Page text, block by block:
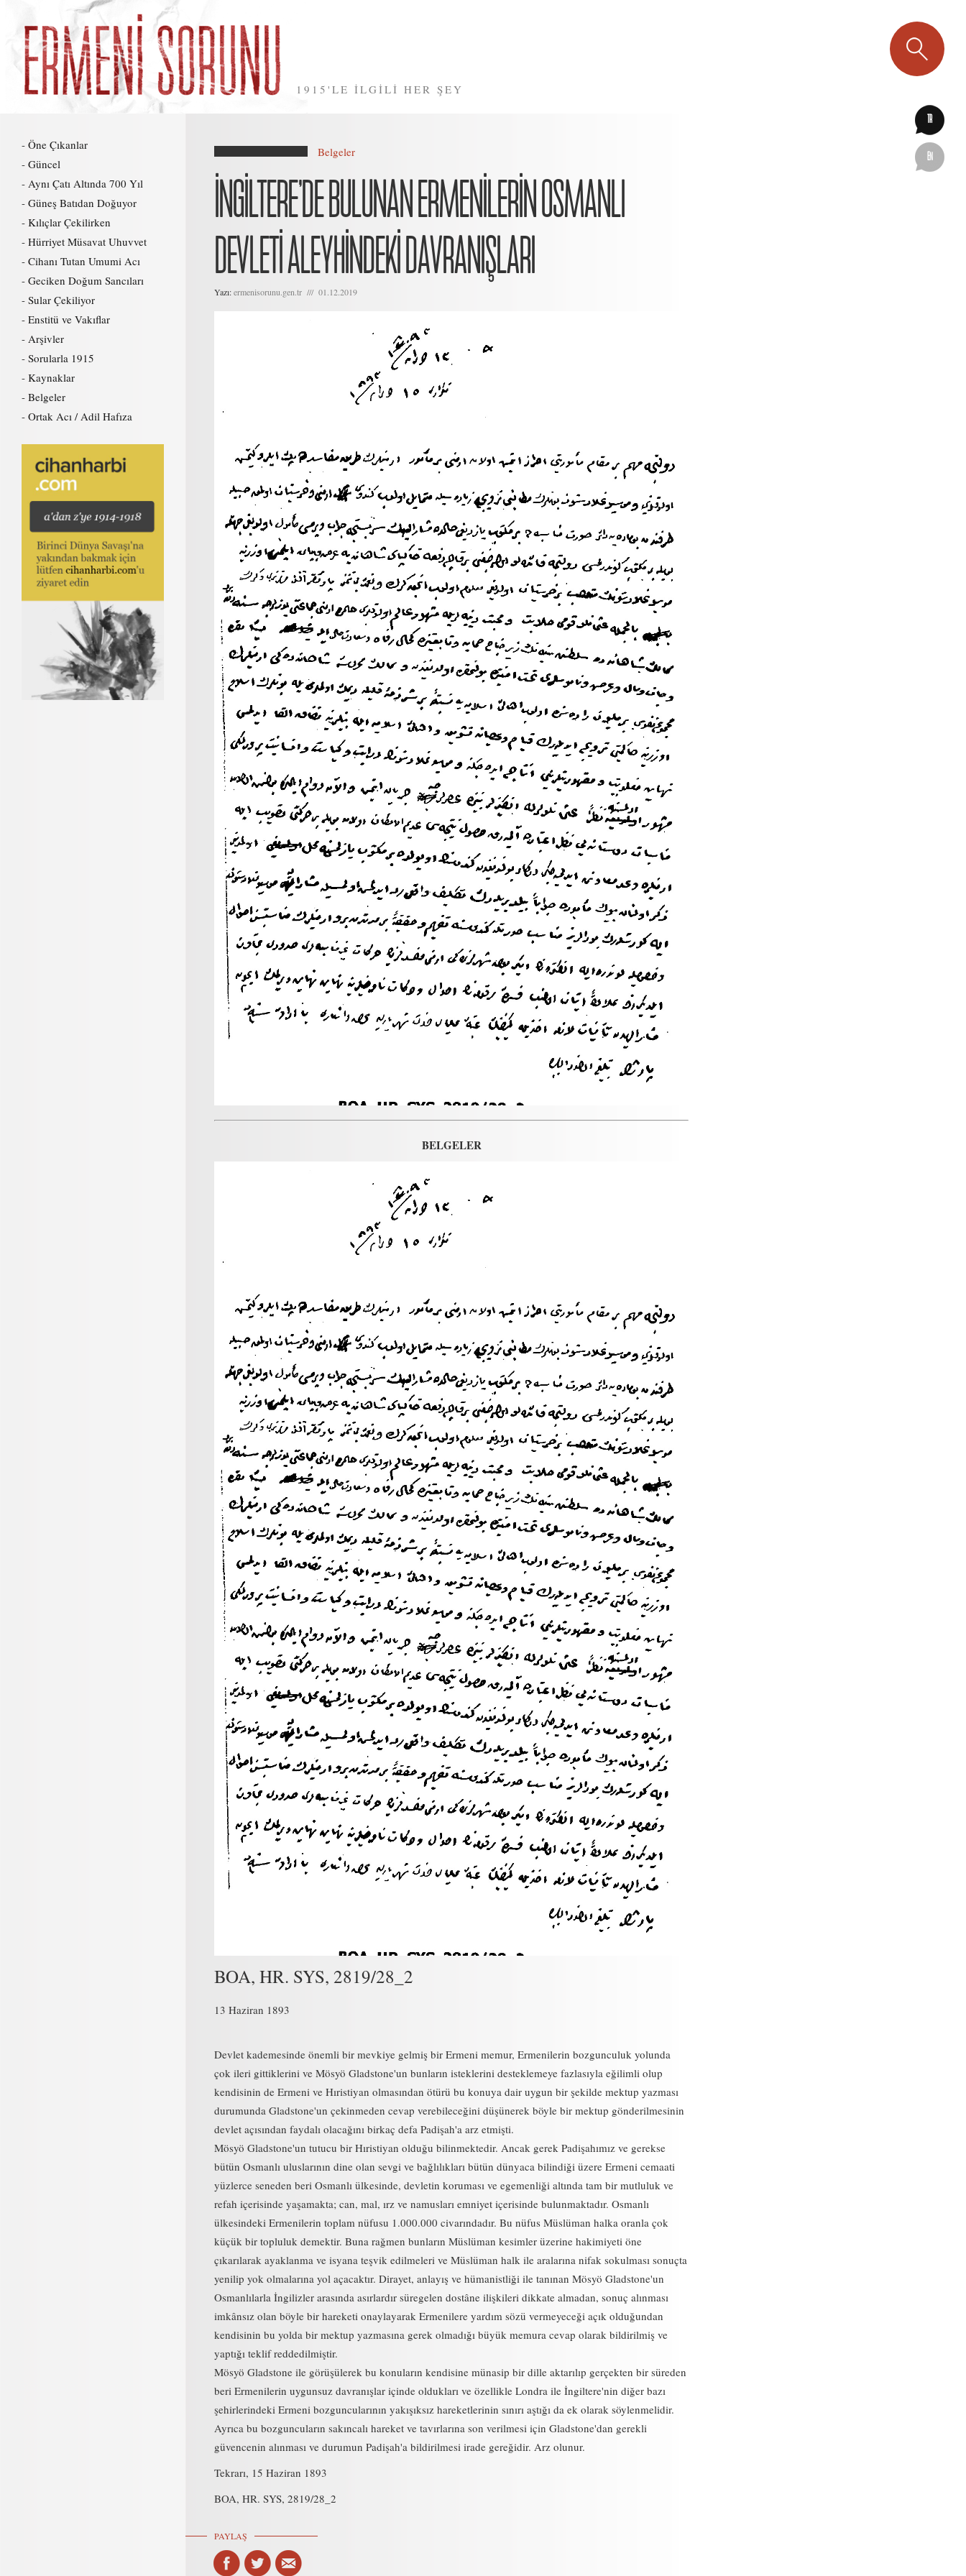
1915'LE İLGİLİ HER ŞEY
TR
EN
Öne Çıkanlar
Güncel
Aynı Çatı Altında 700 Yıl
Güneş Batıdan Doğuyor
Kılıçlar Çekilirken
Hürriyet Müsavat Uhuvvet
Cihanı Tutan Umumi Acı
Geciken Doğum Sancıları
Sular Çekiliyor
Enstitü ve Vakıflar
Arşivler
Sorularla 1915
Kaynaklar
Belgeler
Ortak Acı / Adil Hafıza
Belgeler
İNGİLTERE’DE BULUNAN ERMENİLERİN OSMANLI
DEVLETİ ALEYHİNDEKİ DAVRANIŞLARI
Yazı:ermenisorunu.gen.tr /// 01.12.2019
BELGELER
BOA, HR. SYS, 2819/28_2
13 Haziran 1893
Devlet kademesinde önemli bir mevkiye gelmiş bir Ermeni memur, Ermenilerin bozgunculuk yolunda
çok ileri gittiklerini ve Mösyö Gladstone'un bunların isteklerini desteklemeye fazlasıyla eğilimli olup
kendisinin de Ermeni ve Hıristiyan olmasından ötürü bu konuya dair uygun bir şekilde mektup yazması
durumunda Gladstone'un çekinmeden cevap verebileceğini düşünerek böyle bir mektup gönderilmesinin
devlet açısından faydalı olacağını birkaç defa Padişah'a arz etmişti.
Mösyö Gladstone'un tutucu bir Hıristiyan olduğu bilinmektedir. Ancak gerek Padişahımız ve gerekse
bütün Osmanlı uluslarının dine olan sevgi ve bağlılıkları bütün dünyaca bilindiği üzere Ermeni cemaati
yüzlerce seneden beri Osmanlı ülkesinde, devletin koruması ve egemenliği altında tam bir mutluluk ve
refah içerisinde yaşamakta; can, mal, ırz ve namusları emniyet içerisinde bulunmaktadır. Osmanlı
ülkesindeki Ermenilerin toplam nüfusu 1.000.000 civarındadır. Bu nüfus Müslüman halka oranla çok
küçük bir topluluk demektir. Buna rağmen bunların Müslüman kesimler üzerine hakimiyeti öne
çıkarılarak ayaklanma ve isyana teşvik edilmeleri ve Müslüman halk ile aralarına nifak sokulması sonuçta
yenilip yok olmalarına yol açacaktır. Dirayet, anlayış ve hümanistliği ile tanınan Mösyö Gladstone'un
Osmanlılarla İngilizler arasında asırlardır süregelen dostâne ilişkileri dikkate almadan, sonuç alınması
imkânsız olan böyle bir hareketi onaylayarak Ermenilere yardım sözü vermeyeceği açık olduğundan
kendisinin bu yolda bir mektup yazmasına gerek olmadığı büyük memura cevap olarak bildirilmiş ve
yaptığı teklif reddedilmiştir.
Mösyö Gladstone ile görüşülerek bu konuların kendisine münasip bir dille aktarılıp gerçekten bir süreden
beri Ermenilerin uygunsuz davranışlar içinde oldukları ve özellikle Londra ile İngiltere'nin diğer bazı
şehirlerindeki Ermeni bozguncularının yakışıksız hareketlerinin sınırı aştığı da ek olarak söylenmelidir.
Ayrıca bu bozguncuların sakıncalı hareket ve tavırlarına son verilmesi için Gladstone'dan gerekli
güvencenin alınması ve durumun Padişah'a bildirilmesi irade gereğidir. Arz olunur.
Tekrarı, 15 Haziran 1893
BOA, HR. SYS, 2819/28_2
PAYLAŞ